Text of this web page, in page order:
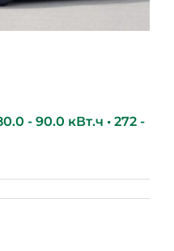
С11
- 90.0 кВт.ч • 272 -